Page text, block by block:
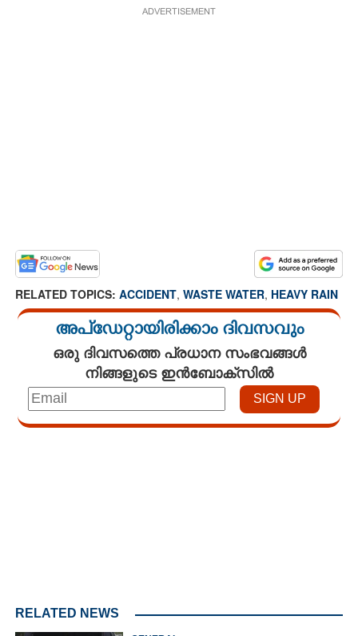
ADVERTISEMENT
RELATED TOPICS: ACCIDENT, WASTE WATER, HEAVY RAIN
അപ്ഡേറ്റായിരിക്കാം ദിവസവും
ഒരു ദിവസത്തെ പ്രധാന സംഭവങ്ങൾ
നിങ്ങളുടെ ഇൻബോക്സിൽ
RELATED NEWS